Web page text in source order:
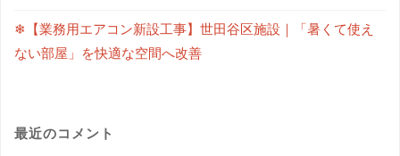
❄【業務用エアコン新設工事】世田谷区施設｜「暑くて使え
ない部屋」を快適な空間へ改善
最近のコメント